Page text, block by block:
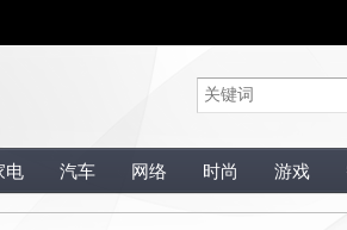
电 汽车 网络 时尚 游戏